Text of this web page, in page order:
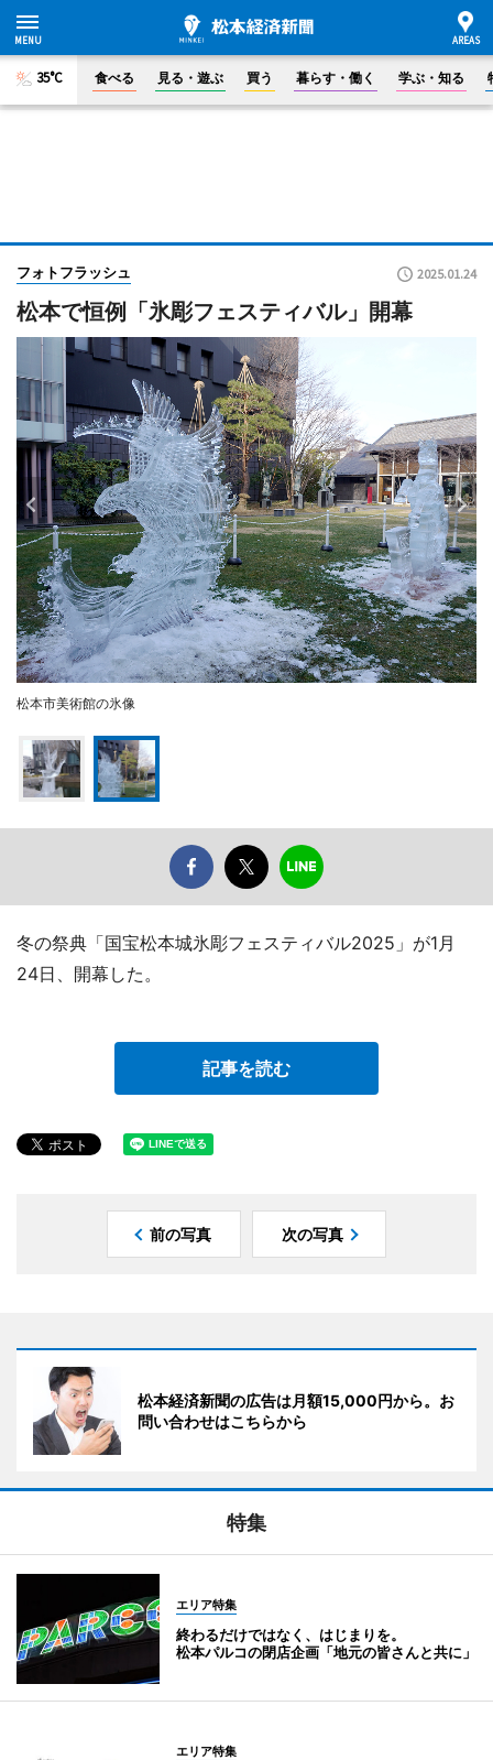
35°C 食べる 見る・遊ぶ 買う 暮らす・働く 学ぶ・知る
フォトフラッシュ 2025.01.24
松本で恒例「氷彫フェスティバル」開幕
松本市美術館の氷像
冬の祭典「国宝松本城氷彫フェスティバル2025」が1月
24日、開幕した。
記事を読む
前の写真 次の写真
松本経済新聞の広告は月額15,000円から。お
問い合わせはこちらから
特集
エリア特集
終わるだけではなく、はじまりを。
松本パルコの閉店企画「地元の皆さんと共に」
エリア特集